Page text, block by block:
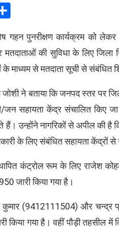
पुनरीक्षण कार्यक्रम को लेकर
मतदाताओं की सुविधा के लिए
माध्यम से मतदाता सूची से संबंधित
जोशी ने बताया कि जनपद स्तर पर
सहायता केंद्र संचालित किए
उन्होंने नागरिकों से अपील की है
के लिए संबंधित सहायता केंद्रों
स्थापित कंट्रोल रूम के लिए राजेश
जारी किया गया है।
(9412111504) और चन्द्र
गया है। वहीं पौड़ी तहसील में